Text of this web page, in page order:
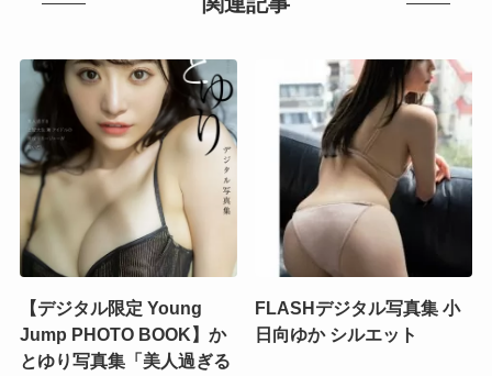
【デジタル限定 Young
Jump PHOTO BOOK】か
とゆり写真集「美人過ぎる
FLASHデジタル写真集 小
日向ゆか シルエット